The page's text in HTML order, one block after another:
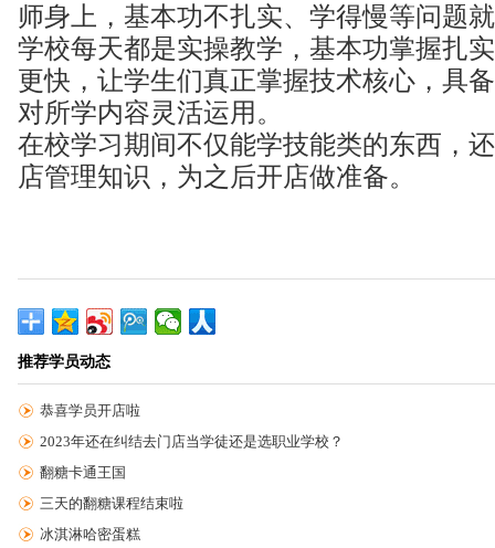
师身上，基本功不扎实、学得慢等问题
学校每天都是实操教学，基本功掌握扎
更快，让学生们真正掌握技术核心，具
对所学内容灵活运用。
在校学习期间不仅能学技能类的东西，
店管理知识，为之后开店做准备。
推荐学员动态
恭喜学员开店啦
2023年还在纠结去门店当学徒还是选职业学校？
翻糖卡通王国
三天的翻糖课程结束啦
冰淇淋哈密蛋糕